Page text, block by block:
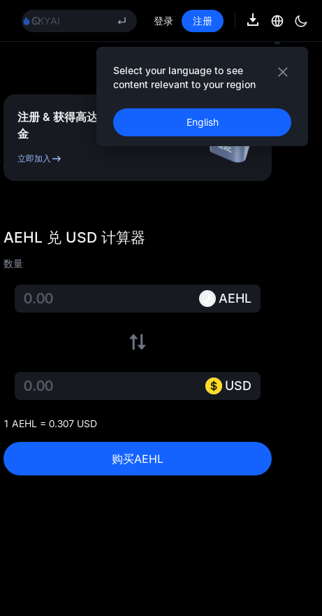
SKYAI
UNITREE 8.10 科创板申购
SPCX 解禁不跌反涨
SKYAI
UNITREE 8.10 科创板申购
SPCX 解禁不跌反涨
登录 注册
Select your language to see
content relevant to your region
English
注册 & 获得高达 10,000
奖
金
立即加入
AEHL 兑 USD 计算器
数量
AEHL
USD
1 AEHL = 0.307 USD
购买AEHL